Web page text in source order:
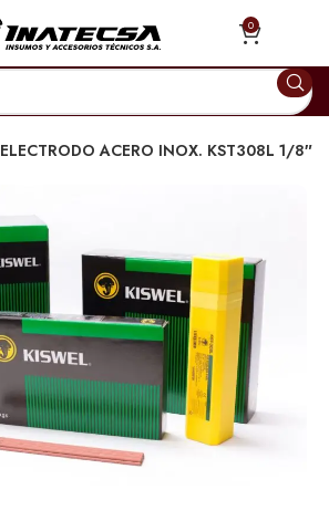
0
ELECTRODO ACERO INOX. KST308L 1/8″